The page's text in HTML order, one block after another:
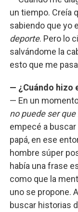
un tiempo. Creía
sabiendo que yo
deporte. Pero lo
salvándome la
esto que me
— ¿Cuándo hizo
— En un
no puede ser
empecé a
papá, en ese
hombre súper
había una frase
como que la
uno se propone.
buscar historias